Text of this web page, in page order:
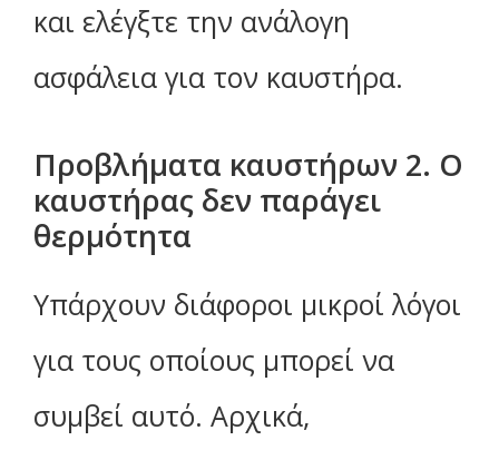
και ελέγξτε την ανάλογη
ασφάλεια για τον καυστήρα.
Προβλήματα καυστήρων 2. Ο
καυστήρας δεν παράγει
θερμότητα
Υπάρχουν διάφοροι μικροί λόγοι
για τους οποίους μπορεί να
συμβεί αυτό. Αρχικά,